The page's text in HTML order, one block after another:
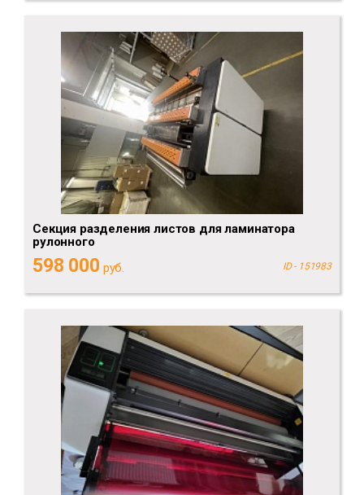
Секция разделения листов для ламинатора
рулонного
598 000 руб. ID - 151983